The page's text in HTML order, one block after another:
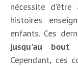
nécessite
histoires
enfants. Ces
jusqu'au bout
Cependant, ces